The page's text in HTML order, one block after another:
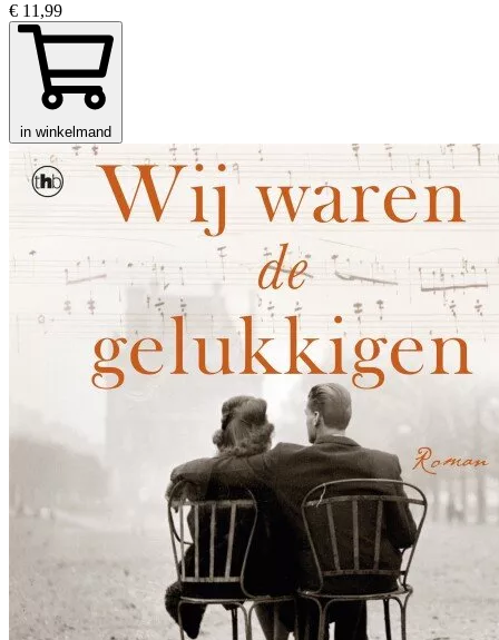
€ 11,99
in winkelmand